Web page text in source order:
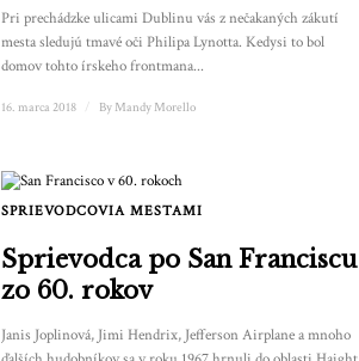
Pri prechádzke ulicami Dublinu vás z nečakaných zákutí
mesta sledujú tmavé oči Philipa Lynotta. Kedysi to bol
domov tohto írskeho frontmana...
16. marca 2018 By Mandy Morello
SPRIEVODCOVIA MESTAMI
Sprievodca po San Franciscu
zo 60. rokov
Janis Joplinová, Jimi Hendrix, Jefferson Airplane a mnoho